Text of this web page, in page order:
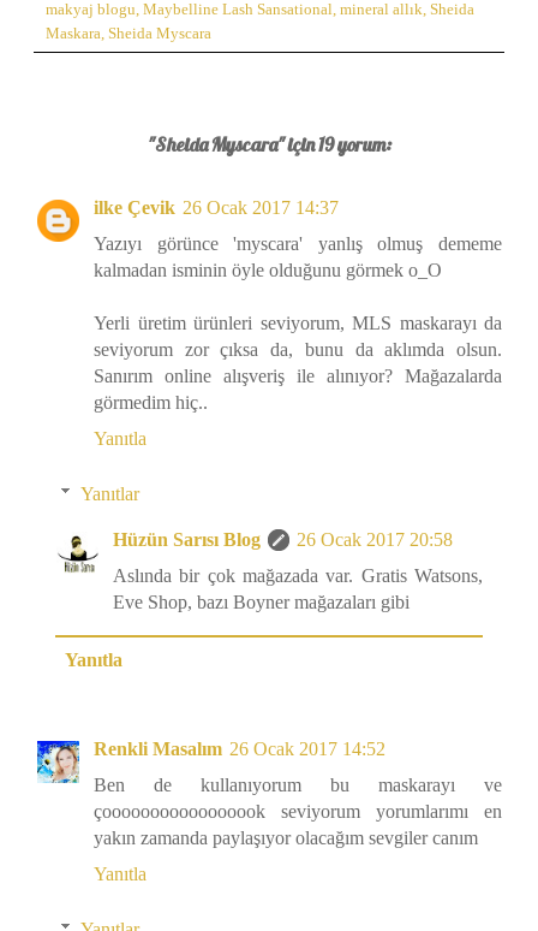
makyaj blogu Maybelline Lash Sansational mineral allık Sheida
Maskara Sheida Myscara
"Sheida Myscara" için 19 yorum:
ilke Çevik 26 Ocak 2017 14:37
Yazıyı görünce 'myscara' yanlış olmuş dememe
kalmadan isminin öyle olduğunu görmek o_O
Yerli üretim ürünleri seviyorum, MLS maskarayı da
seviyorum zor çıksa da, bunu da aklımda olsun.
Sanırım online alışveriş ile alınıyor? Mağazalarda
görmedim hiç..
Yanıtla
Yanıtlar
Hüzün Sarısı Blog
26 Ocak 2017 20:58
Aslında bir çok mağazada var. Gratis Watsons,
Eve Shop, bazı Boyner mağazaları gibi
Yanıtla
Renkli Masalım 26 Ocak 2017 14:52
Ben de kullanıyorum bu maskarayı ve
çooooooooooooooook seviyorum yorumlarımı en
yakın zamanda paylaşıyor olacağım sevgiler canım
Yanıtla